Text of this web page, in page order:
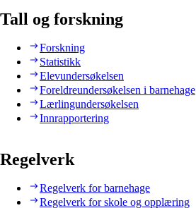
Tall og forskning
Forskning
Statistikk
Elevundersøkelsen
Foreldreundersøkelsen i barnehage
Lærlingundersøkelsen
Innrapportering
Regelverk
Regelverk for barnehage
Regelverk for skole og opplæring